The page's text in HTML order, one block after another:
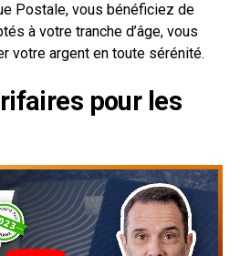
Postale, vous bénéficiez de
à votre tranche d’âge, vous
votre argent en toute sérénité.
pour les